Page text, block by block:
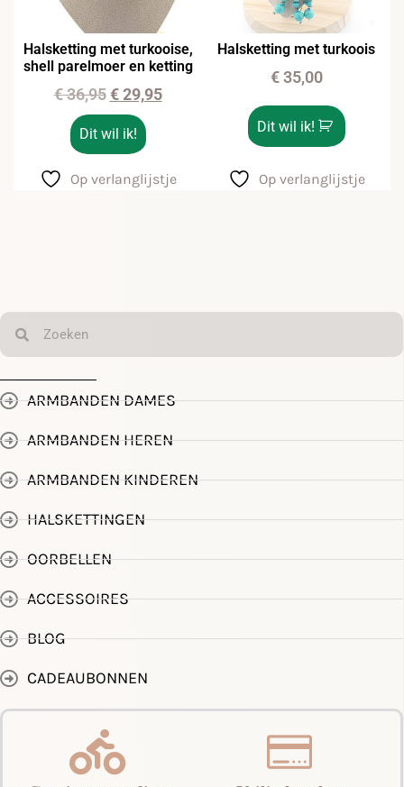
Halsketting met turkooise,
shell parelmoer en ketting
€36,95 €29,95
Dit wil ik!
Op verlanglijstje
Halsketting met turkoois
€35,00
Dit wil ik!
Op verlanglijstje
ARMBANDEN DAMES
ARMBANDEN HEREN
ARMBANDEN KINDEREN
HALSKETTINGEN
OORBELLEN
ACCESSOIRES
BLOG
CADEAUBONNEN